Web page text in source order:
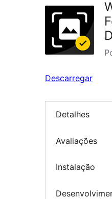
Descarregar
Detalhes
Avaliações
Instalação